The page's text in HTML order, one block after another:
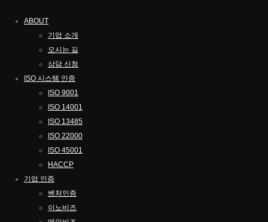
ABOUT
기업 소개
오시는 길
상담 신청
ISO 시스템 인증
ISO 9001
ISO 14001
ISO 13485
ISO 22000
ISO 45001
HACCP
기업 인증
벤처인증
이노비즈